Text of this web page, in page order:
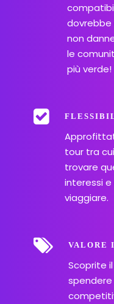
non
le
più verde!
tour tra
trovare
interessi e
viaggiare.
VALORE
Scoprite